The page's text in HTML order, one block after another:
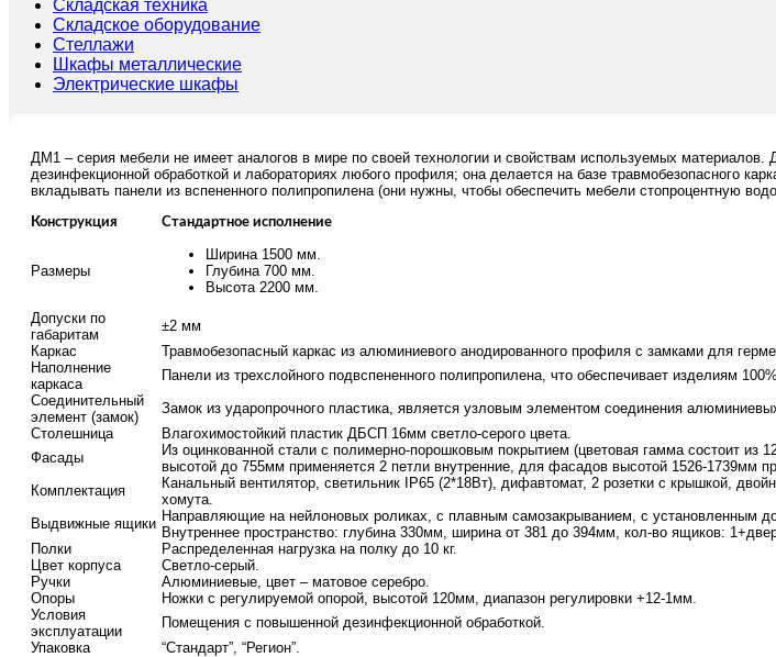
Складская техника
Складское оборудование
Стеллажи
Шкафы металлические
Электрические шкафы
ДМ1 – серия мебели не имеет аналогов в мире по своей технологии и свойствам используемых
дезинфекционной обработкой и лабораториях любого профиля; она делается на базе травмобезопасного
вкладывать панели из вспененного полипропилена (они нужны, чтобы обеспечить мебели стопроцентную
Конструкция Стандартное исполнение
Размеры
Ширина 1500 мм.
Глубина 700 мм.
Высота 2200 мм.
Допуски по
габаритам
±2 мм
Каркас
Травмобезопасный каркас из алюминиевого анодированного профиля с замками для
Наполнение
каркаса
Панели из трехслойного подвспененного полипропилена, что обеспечивает изделиям
Соединительный
элемент (замок)
Замок из ударопрочного пластика, является узловым элементом соединения
Столешница
Влагохимостойкий пластик ДБСП 16мм светло-серого цвета.
Фасады
Из оцинкованной стали с полимерно-порошковым покрытием (цветовая гамма состоит
высотой до 755мм применяется 2 петли внутренние, для фасадов высотой 1526-1739мм
Комплектация
Канальный вентилятор, светильник IP65 (2*18Вт), дифавтомат, 2 розетки с крышкой,
хомута.
Выдвижные ящики Направляющие на нейлоновых роликах, с плавным самозакрыванием, с установленным
Внутреннее пространство: глубина 330мм, ширина от 381 до 394мм, кол-во ящиков:
Полки
Распределенная нагрузка на полку до 10 кг.
Цвет корпуса
Светло-серый.
Ручки
Алюминиевые, цвет – матовое серебро.
Опоры
Ножки с регулируемой опорой, высотой 120мм, диапазон регулировки +12-1мм.
Условия
эксплуатации
Помещения с повышенной дезинфекционной обработкой.
Упаковка
“Стандарт”, “Регион”.